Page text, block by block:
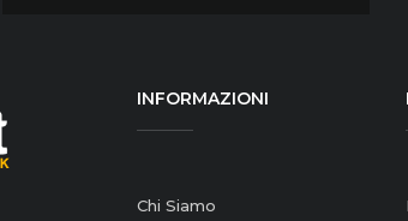
INFORMAZIONI
Chi Siamo